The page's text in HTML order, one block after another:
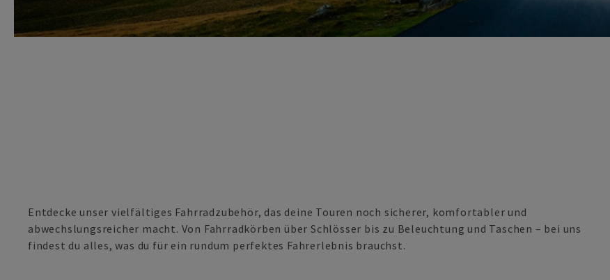
Entdecke unser vielfältiges Fahrradzubehör, das deine Touren noch sicherer, komfortabler und
abwechslungsreicher macht. Von Fahrradkörben über Schlösser bis zu Beleuchtung und Taschen – bei uns
findest du alles, was du für ein rundum perfektes Fahrerlebnis brauchst.